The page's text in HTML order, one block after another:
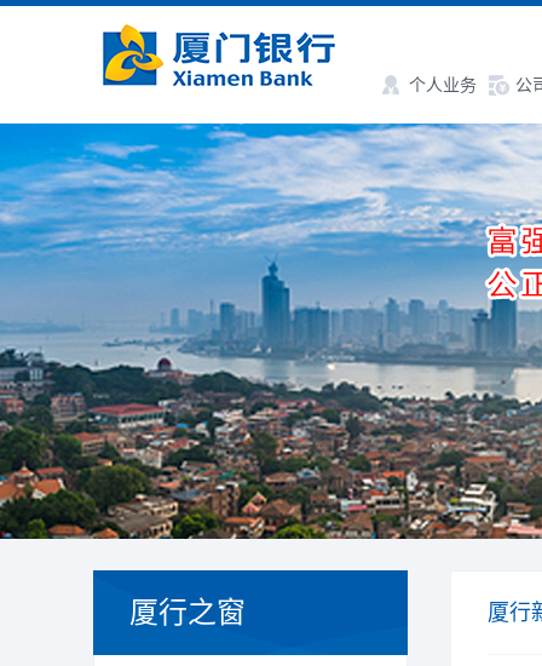
个人业务 公
厦行之窗 厦行